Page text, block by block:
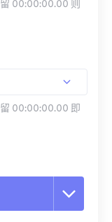
00:00:00.00 则
留 00:00:00.00 即